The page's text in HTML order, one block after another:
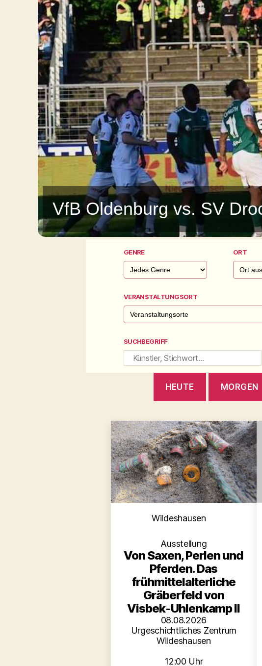
VfB Oldenburg vs. SV
GENRE ORT
VERANSTALTUNGSORT
SUCHBEGRIFF
HEUTE MORGEN
Kategorien
Wildeshausen
Ausstellung
Von Saxen, Perlen und
Pferden. Das
frühmittelalterliche
Gräberfeld von
Visbek-Uhlenkamp II
08.08.2026
Urgeschichtliches Zentrum
Wildeshausen
12:00 Uhr